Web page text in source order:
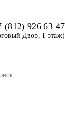
(812) 926 63 47
Двор, 1 этаж)